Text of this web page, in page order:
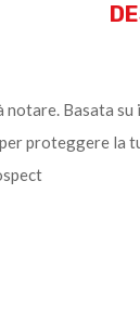
Basata
proteggere la